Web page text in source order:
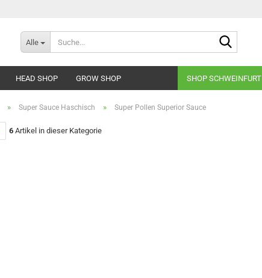
Alle
HEAD SHOP GROW SHOP SHOP SCHWEINFURT
» Super Sauce Haschisch » Super Pollen Superior Sauce
6 Artikel in dieser Kategorie